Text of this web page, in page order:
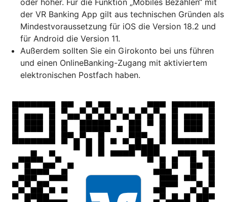
oder höher. Für die Funktion „Mobiles Bezahlen“ mit
der VR Banking App gilt aus technischen Gründen als
Mindestvoraussetzung für iOS die Version 18.2 und
für Android die Version 11.
Außerdem sollten Sie ein Girokonto bei uns führen
und einen OnlineBanking-Zugang mit aktiviertem
elektronischen Postfach haben.